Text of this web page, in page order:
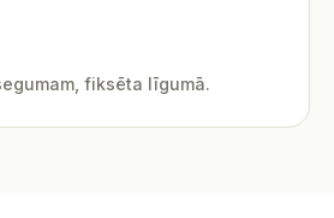
fiksēta līgumā.